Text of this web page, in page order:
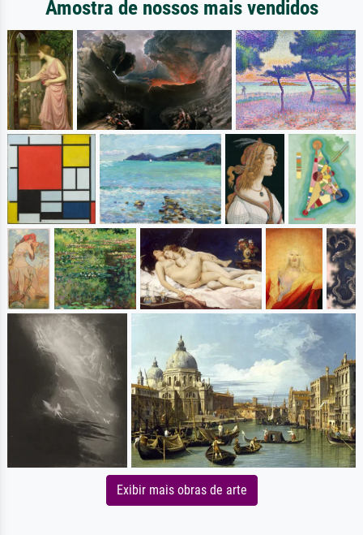
Amostra de nossos mais vendidos
Exibir mais obras de arte